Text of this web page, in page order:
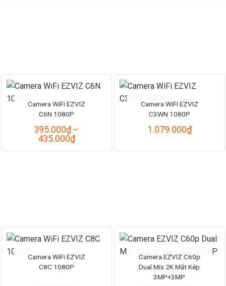
Camera WiFi EZVIZ
C6N 1080P
395.000₫–
435.000₫Khoảng
giá:
Camera WiFi EZVIZ
C3WN 1080P
1.079.000₫
Camera WiFi EZVIZ
C8C 1080P
Camera EZVIZ C60p
Dual Mix 2K Mắt Kép
3MP+3MP